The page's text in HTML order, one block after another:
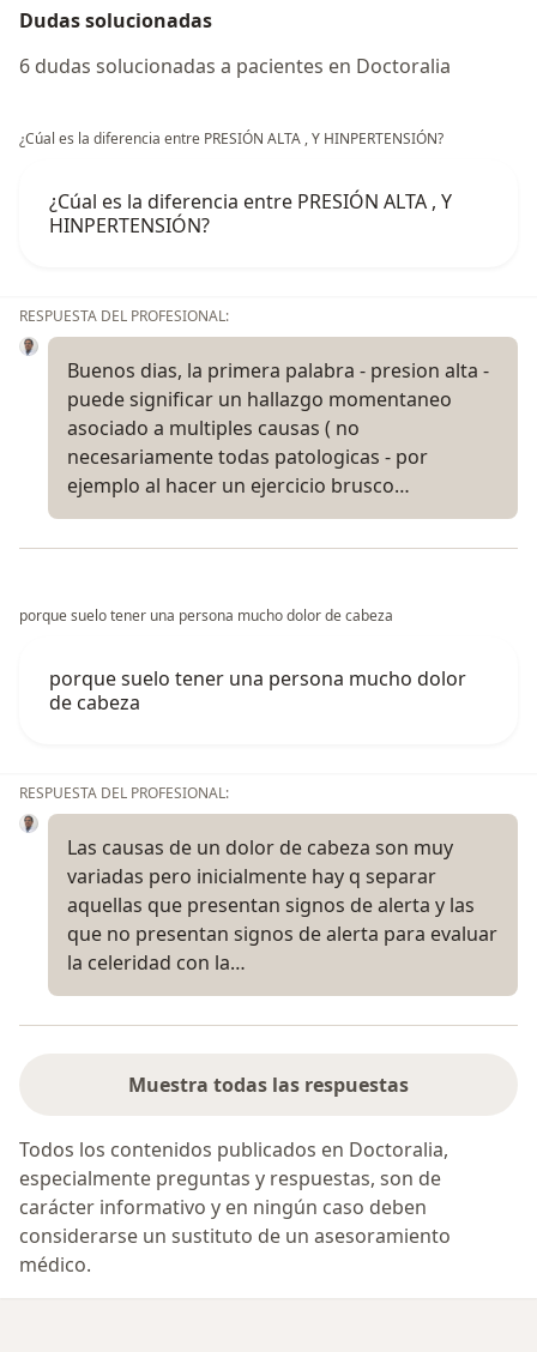
Dudas solucionadas
6 dudas solucionadas a pacientes en Doctoralia
¿Cúal es la diferencia entre PRESIÓN ALTA , Y HINPERTENSIÓN?
¿Cúal es la diferencia entre PRESIÓN ALTA , Y
HINPERTENSIÓN?
RESPUESTA DEL PROFESIONAL:
Buenos dias, la primera palabra - presion alta -
puede significar un hallazgo momentaneo
asociado a multiples causas ( no
necesariamente todas patologicas - por
ejemplo al hacer un ejercicio brusco…
porque suelo tener una persona mucho dolor de cabeza
porque suelo tener una persona mucho dolor
de cabeza
RESPUESTA DEL PROFESIONAL:
Las causas de un dolor de cabeza son muy
variadas pero inicialmente hay q separar
aquellas que presentan signos de alerta y las
que no presentan signos de alerta para evaluar
la celeridad con la…
Muestra todas las respuestas
Todos los contenidos publicados en Doctoralia,
especialmente preguntas y respuestas, son de
carácter informativo y en ningún caso deben
considerarse un sustituto de un asesoramiento
médico.